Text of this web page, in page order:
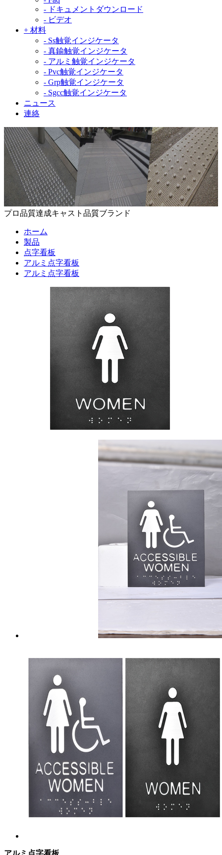
- ドキュメントダウンロード
- ビデオ
+ 材料
- Ss触覚インジケータ
- 真鍮触覚インジケータ
- アルミ触覚インジケータ
- Pvc触覚インジケータ
- Grp触覚インジケータ
- Sgcc触覚インジケータ
ニュース
連絡
プロ品質達成キャスト品質ブランド
ホーム
製品
点字看板
アルミ点字看板
アルミ点字看板
アルミ点字看板